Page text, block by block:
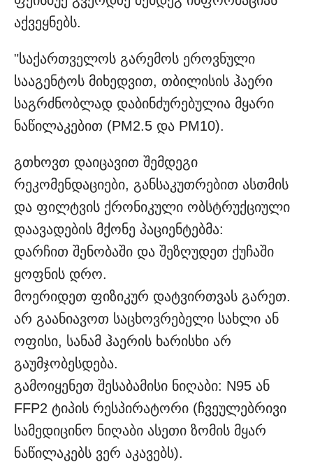
აქვეყნებს.
"საქართველოს გარემოს ეროვნული
სააგენტოს მიხედვით, თბილისის ჰაერი
საგრძნობლად დაბინძურებულია მყარი
ნაწილაკებით (PM2.5 და PM10).
გთხოვთ დაიცავით შემდეგი
რეკომენდაციები, განსაკუთრებით ასთმის
და ფილტვის ქრონიკული ობსტრუქციული
დაავადების მქონე პაციენტებმა:
დარჩით შენობაში და შეზღუდეთ ქუჩაში
ყოფნის დრო.
მოერიდეთ ფიზიკურ დატვირთვას გარეთ.
არ გაანიავოთ საცხოვრებელი სახლი ან
ოფისი, სანამ ჰაერის ხარისხი არ
გაუმჯობესდება.
გამოიყენეთ შესაბამისი ნიღაბი: N95 ან
FFP2 ტიპის რესპირატორი (ჩვეულებრივი
სამედიცინო ნიღაბი ასეთი ზომის მყარ
ნაწილაკებს ვერ აკავებს).